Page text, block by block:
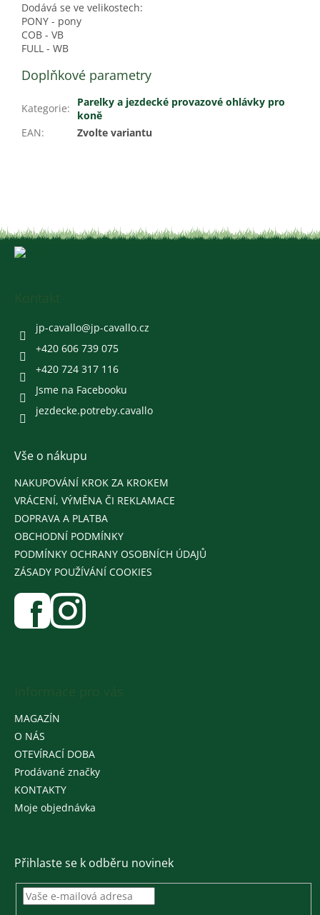
Dodává se ve velikostech:
PONY - pony
COB - VB
FULL - WB
Doplňkové parametry
Kategorie:
Parelky a jezdecké provazové ohlávky pro
koně
EAN: Zvolte variantu
jp-cavallo@jp-cavallo.cz
+420 606 739 075
+420 724 317 116
Jsme na Facebooku
jezdecke.potreby.cavallo
Vše o nákupu
NAKUPOVÁNÍ KROK ZA KROKEM
VRÁCENÍ, VÝMĚNA ČI REKLAMACE
DOPRAVA A PLATBA
OBCHODNÍ PODMÍNKY
PODMÍNKY OCHRANY OSOBNÍCH ÚDAJŮ
ZÁSADY POUŽÍVÁNÍ COOKIES
MAGAZÍN
O NÁS
OTEVÍRACÍ DOBA
Prodávané značky
KONTAKTY
Moje objednávka
Přihlaste se k odběru novinek